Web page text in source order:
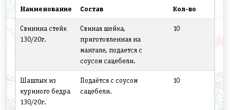
Наименование Состав Кол-во
Свинина cтейк
130/20г.
Свиная шейка,
приготовленная на
мангале, подается с
соусом сацебели.
10
Шашлык из
куриного бедра
130/20г.
Подаётся с соусом
сацебели.
10